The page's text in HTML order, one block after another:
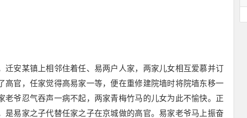
迁安某镇上相邻住着任、易两户人家，两家儿女相互爱慕并订
高官，任家觉得高易家一等，便在重修建院墙时将院墙东移一
老爷忍气吞声一病不起，两家青梅竹马的儿女为此不愉快。正
是易家之子代替任家之子在京城做的高官。易家老爷马上振奋